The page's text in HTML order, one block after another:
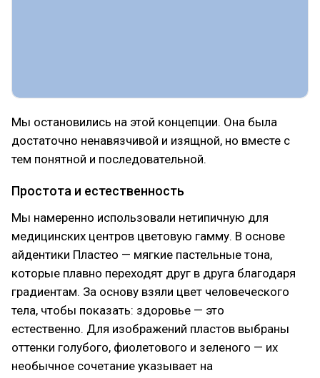
Мы остановились на этой концепции. Она была
достаточно ненавязчивой и изящной, но вместе с
тем понятной и последовательной.
Простота и естественность
Мы намеренно использовали нетипичную для
медицинских центров цветовую гамму. В основе
айдентики Пластео — мягкие пастельные тона,
которые плавно переходят друг в друга благодаря
градиентам. За основу взяли цвет человеческого
тела, чтобы показать: здоровье — это
естественно. Для изображений пластов выбраны
оттенки голубого, фиолетового и зеленого — их
необычное сочетание указывает на